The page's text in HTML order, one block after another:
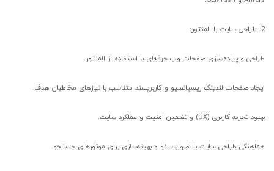
2. طراحی سایت با المنتور:
طراحی و پیاده‌سازی صفحات وب حرفه‌ای با استفاده از المنتور.
ایجاد صفحات لندینگ ریسپانسیو و کاربرپسند متناسب با نیازهای مخاطبان هدف.
بهبود تجربه کاربری (UX) و تضمین امنیت و عملکرد سایت.
هماهنگی طراحی سایت با اصول سئو و بهینه‌سازی برای موتورهای جستجو.